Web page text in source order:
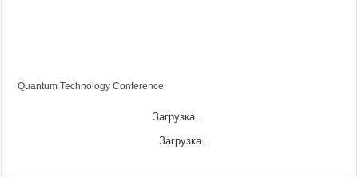
Quantum Technology Conference
Загрузка...
Загрузка...